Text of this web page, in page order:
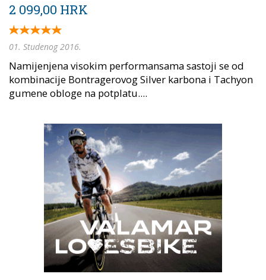
2 099,00 HRK
01. Studenog 2016.
Namijenjena visokim performansama sastoji se od
kombinacije Bontragerovog Silver karbona i Tachyon
gumene obloge na potplatu....